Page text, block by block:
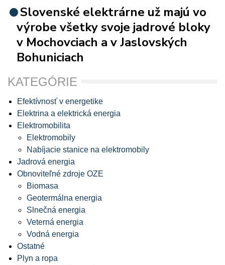
Slovenské elektrárne už majú vo
výrobe všetky svoje jadrové bloky
v Mochovciach a v Jaslovských
Bohuniciach
KATEGÓRIE
Efektívnosť v energetike
Elektrina a elektrická energia
Elektromobilita
Elektromobily
Nabíjacie stanice na elektromobily
Jadrová energia
Obnoviteľné zdroje OZE
Biomasa
Geotermálna energia
Slnečná energia
Veterná energia
Vodná energia
Ostatné
Plyn a ropa